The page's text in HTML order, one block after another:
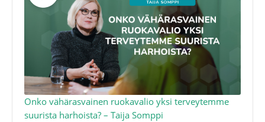
Onko vähärasvainen ruokavalio yksi terveytemme
suurista harhoista? – Taija Somppi